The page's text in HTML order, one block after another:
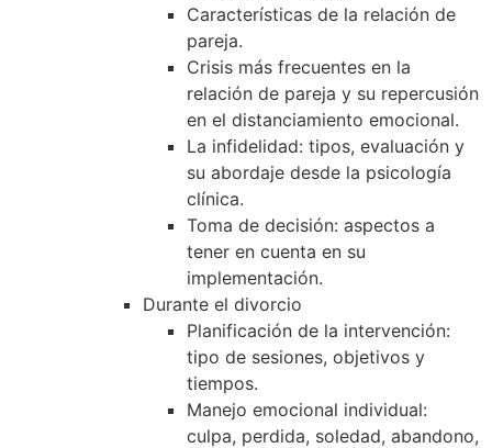
Características de la relación de
pareja.
Crisis más frecuentes en la
relación de pareja y su repercusión
en el distanciamiento emocional.
La infidelidad: tipos, evaluación y
su abordaje desde la psicología
clínica.
Toma de decisión: aspectos a
tener en cuenta en su
implementación.
Durante el divorcio
Planificación de la intervención:
tipo de sesiones, objetivos y
tiempos.
Manejo emocional individual:
culpa, perdida, soledad, abandono,